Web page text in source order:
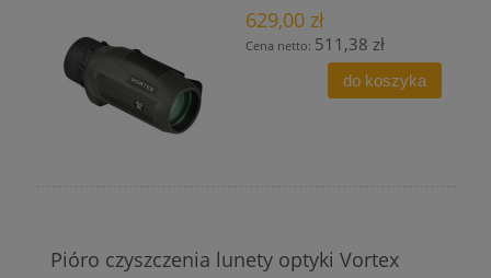
629,00 zł
Cena netto: 511,38 zł
do koszyka
Pióro czyszczenia lunety optyki Vortex